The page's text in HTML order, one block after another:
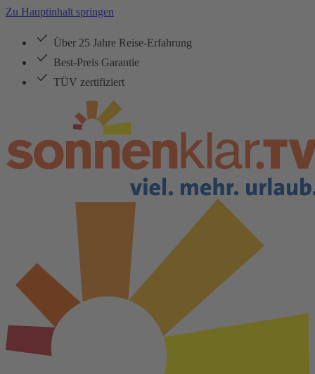
Zu Hauptinhalt springen
Über 25 Jahre Reise-Erfahrung
Best-Preis Garantie
TÜV zertifiziert